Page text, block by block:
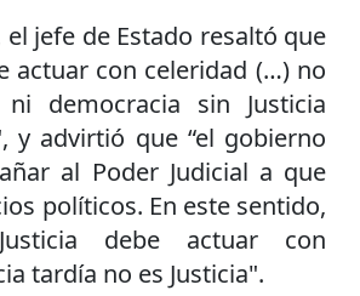
el jefe de Estado resaltó que
actuar con celeridad (…) no
ni democracia sin Justicia
y advirtió que “el gobierno
al Poder Judicial a que
políticos. En este sentido,
debe actuar con
tardía no es Justicia".